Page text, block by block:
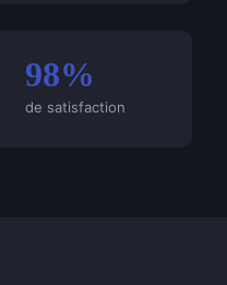
98%
de satisfaction